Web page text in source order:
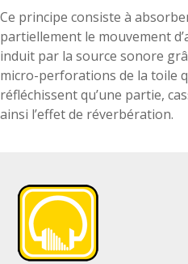
Ce principe consiste à
partiellement le mouvement
induit par la source sonore
micro-perforations de la toile
réfléchissent qu’une partie,
ainsi l’effet de réverbération.